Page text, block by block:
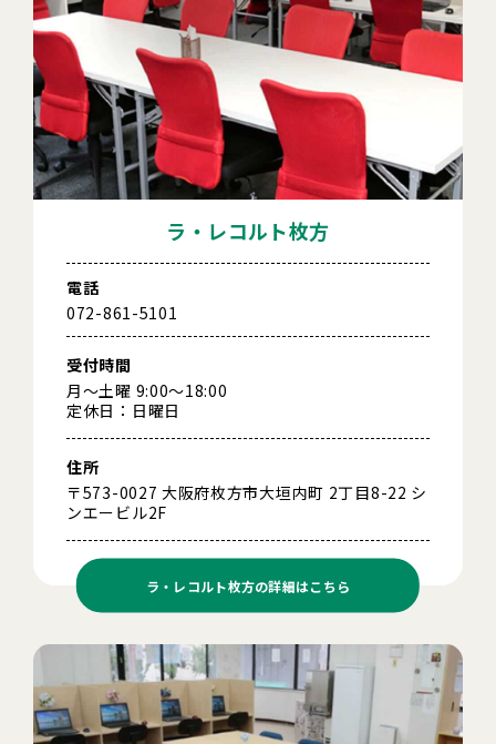
ラ・レコルト枚方
電話
072-861-5101
受付時間
月～土曜 9:00～18:00
定休日：日曜日
住所
〒573-0027 大阪府枚方市大垣内町 2丁目8-22 シ
ンエービル2F
ラ・レコルト枚方の詳細はこちら